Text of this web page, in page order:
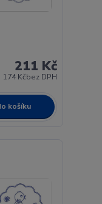
211 Kč
174 Kčbez DPH
košíku